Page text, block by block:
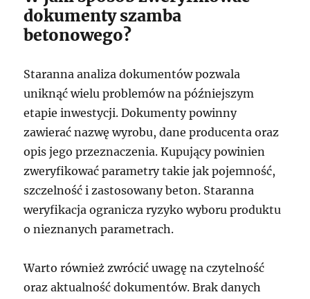
dokumenty szamba
betonowego?
Staranna analiza dokumentów pozwala
uniknąć wielu problemów na późniejszym
etapie inwestycji. Dokumenty powinny
zawierać nazwę wyrobu, dane producenta oraz
opis jego przeznaczenia. Kupujący powinien
zweryfikować parametry takie jak pojemność,
szczelność i zastosowany beton. Staranna
weryfikacja ogranicza ryzyko wyboru produktu
o nieznanych parametrach.
Warto również zwrócić uwagę na czytelność
oraz aktualność dokumentów. Brak danych